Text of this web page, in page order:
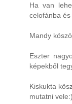
Ha van
celofánba
Mandy
Eszter
képekből
Kiskukta
mutatni vele:)